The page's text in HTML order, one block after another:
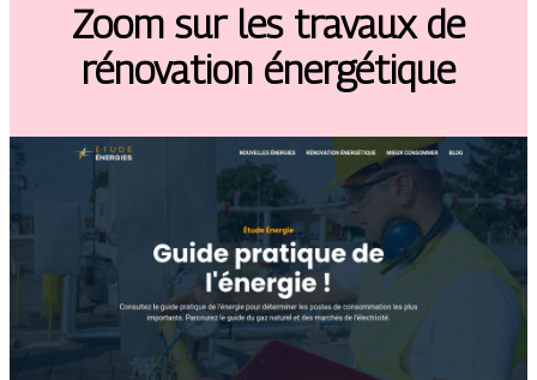
Zoom sur les travaux de
rénovation énergétique